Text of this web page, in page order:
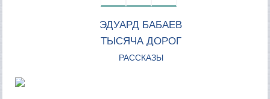
ЭДУАРД БАБАЕВ
ТЫСЯЧА ДОРОГ
РАССКАЗЫ